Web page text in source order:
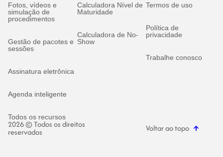
Fotos, vídeos e
simulação de
procedimentos
Gestão de pacotes e
sessões
Assinatura eletrônica
Agenda inteligente
Todos os recursos
Calculadora Nível de
Maturidade
Calculadora de No-
Show
Termos de uso
Política de
privacidade
Trabalhe conosco
2026 © Todos os direitos
reservados Voltar ao topo